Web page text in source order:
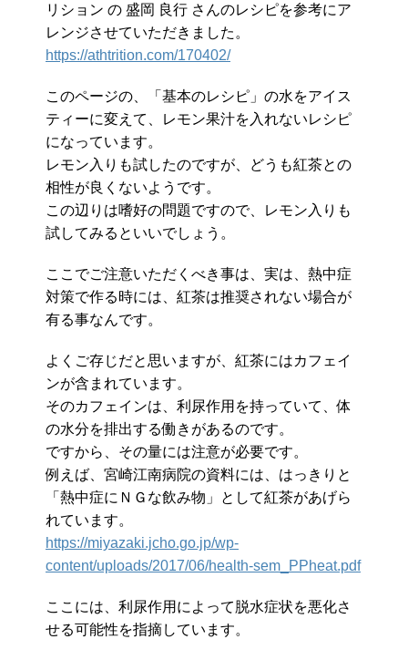
リション の 盛岡 良行 さんのレシピを参考にア
レンジさせていただきました。
https://athtrition.com/170402/
このページの、「基本のレシピ」の水をアイス
ティーに変えて、レモン果汁を入れないレシピ
になっています。
レモン入りも試したのですが、どうも紅茶との
相性が良くないようです。
この辺りは嗜好の問題ですので、レモン入りも
試してみるといいでしょう。
ここでご注意いただくべき事は、実は、熱中症
対策で作る時には、紅茶は推奨されない場合が
有る事なんです。
よくご存じだと思いますが、紅茶にはカフェイ
ンが含まれています。
そのカフェインは、利尿作用を持っていて、体
の水分を排出する働きがあるのです。
ですから、その量には注意が必要です。
例えば、宮崎江南病院の資料には、はっきりと
「熱中症にＮＧな飲み物」として紅茶があげら
れています。
https://miyazaki.jcho.go.jp/wp-
content/uploads/2017/06/health-sem_PPheat.pdf
ここには、利尿作用によって脱水症状を悪化さ
せる可能性を指摘しています。